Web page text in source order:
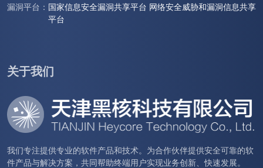
漏洞平台： 国家信息安全漏洞共享平台 网络安全威胁和漏洞信息共享
平台
关于我们
我们专注提供专业的软件产品和技术。为合作伙伴提供安全可靠的软
件产品与解决方案，共同帮助终端用户实现业务创新、快速发展。